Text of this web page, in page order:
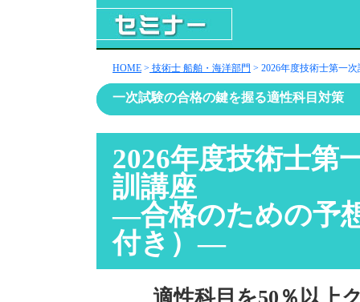
HOME > 技術士 船舶・海洋部門 > 2026年度技術士第一
一次試験の合格の鍵を握る適性科目対策
2026年度技術士第
訓講座
―合格のための予
付き）―